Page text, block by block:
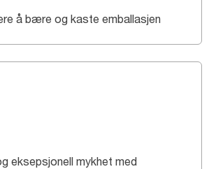
å bære og kaste emballasjen
eksepsjonell mykhet med